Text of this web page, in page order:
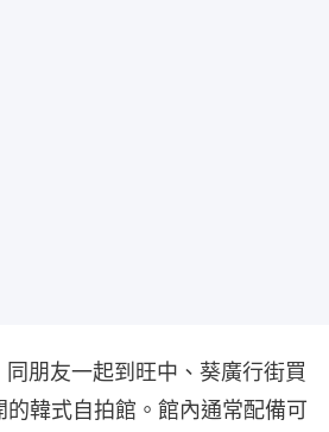
朋友一起到旺中、葵廣行街買
韓式自拍館。館內通常配備可